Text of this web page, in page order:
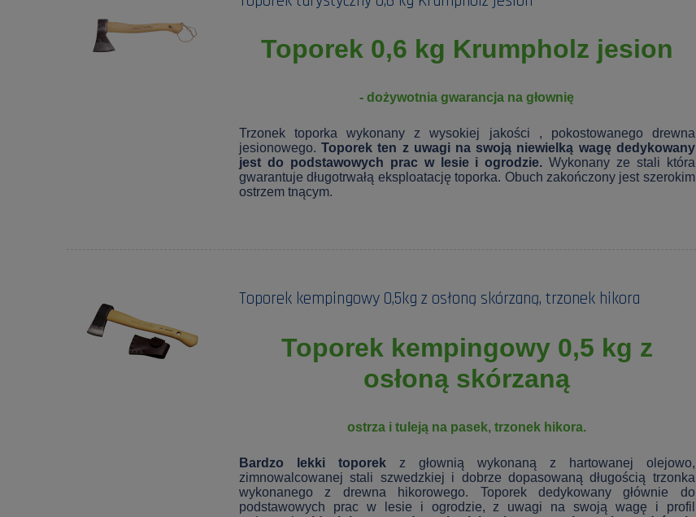
Toporek 0,6 kg Krumpholz jesion
- dożywotnia gwarancja na głownię
Trzonek toporka wykonany z wysokiej jakości , pokostowanego drewna
jesionowego.Toporek ten z uwagi na swoją niewielką wagę dedykowany
jest do podstawowych prac w lesie i ogrodzie.Wykonany ze stali która
gwarantuje długotrwałą eksploatację toporka. Obuch zakończony jest szerokim
ostrzem tnącym.
Toporek kempingowy 0,5kg z osłoną skórzaną, trzonek hikora
Toporek kempingowy 0,5 kg z
osłoną skórzaną
ostrza i tuleją na pasek, trzonek hikora.
Bardzo lekki toporek z głownią wykonaną z hartowanej olejowo,
zimnowalcowanej stali szwedzkiej i dobrze dopasowaną długością trzonka
wykonanego z drewna hikorowego. Toporek dedykowany głównie do
podstawowych prac w lesie i ogrodzie, z uwagi na swoją wagę i profil